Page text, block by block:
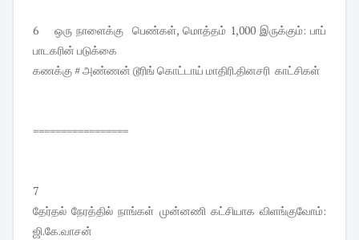
6 ஒரு நாளைக்கு பெண்கள், மொத்தம் 1,000 இருக்கும்: பாப்
பாடகரின் படுக்கை
கணக்கு # அண்ணன் டூரிங் கொட்டாய் மாதிரி.தினசரி காட்சிகள்
=================
7
தேர்தல் நேரத்தில் நாங்கள் முன்னணி கட்சியாக விளங்குவோம்:
ஜி.கே.வாசன்